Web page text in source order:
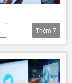
Thêm 7